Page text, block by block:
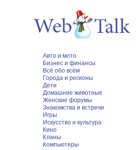
Авто и мото
Бизнес и финансы
Всё обо всём
Города и регионы
Дети
Домашние животные
Женские форумы
Знакомства и встречи
Игры
Искусство и культура
Кино
Кланы
Компьютеры